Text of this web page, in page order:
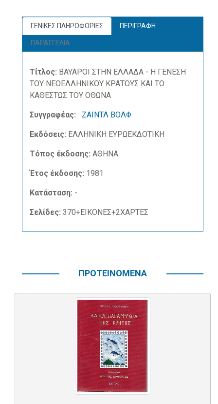
ΓΕΝΙΚΕΣ ΠΛΗΡΟΦΟΡΙΕΣ ΠΕΡΙΓΡΑΦΗ
ΠΑΡΑΓΓΕΛΙΑ
Τίτλος: ΒΑΥΑΡΟΙ ΣΤΗΝ ΕΛΛΑΔΑ - Η ΓΕΝΕΣΗ
ΤΟΥ ΝΕΟΕΛΛΗΝΙΚΟΥ ΚΡΑΤΟΥΣ ΚΑΙ ΤΟ
ΚΑΘΕΣΤΩΣ ΤΟΥ ΟΘΩΝΑ
Συγγραφέας: ΖΑΙΝΤΛ ΒΟΛΦ
Εκδόσεις: ΕΛΛΗΝΙΚΗ ΕΥΡΩΕΚΔΟΤΙΚΗ
Τόπος έκδοσης: ΑΘΗΝΑ
Έτος έκδοσης: 1981
Κατάσταση: -
Σελίδες: 370+ΕΙΚΟΝΕΣ+2ΧΑΡΤΕΣ
ΠΡΟΤΕΙΝΟΜΕΝΑ